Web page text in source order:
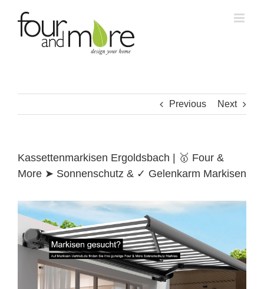
content
Previous Next
Kassettenmarkisen Ergoldsbach | 🥇 Four &
More ➤ Sonnenschutz & ✓ Gelenkarm Markisen